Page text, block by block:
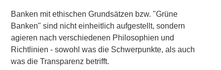
Banken mit ethischen Grundsätzen bzw. "Grüne
Banken" sind nicht einheitlich aufgestellt, sondern
agieren nach verschiedenen Philosophien und
Richtlinien - sowohl was die Schwerpunkte, als auch
was die Transparenz betrifft.